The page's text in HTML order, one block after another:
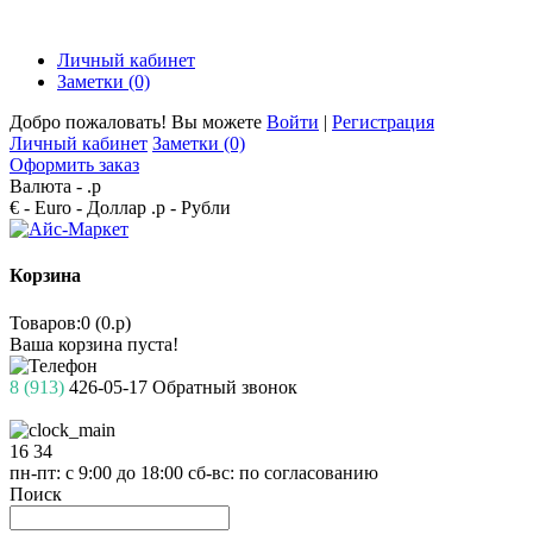
Личный кабинет
Заметки (0)
Добро пожаловать! Вы можете Войти | Регистрация
Личный кабинет Заметки (0)
Оформить заказ
Валюта - .р
€ - Euro - Доллар .р - Рубли
Корзина
Товаров:0 (0.р)
Ваша корзина пуста!
8 (913) 426-05-17 Обратный звонок
16 34
пн-пт: с 9:00 до 18:00 сб-вс: по согласованию
Поиск